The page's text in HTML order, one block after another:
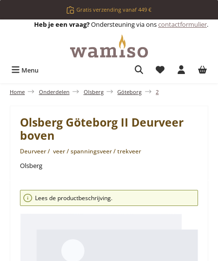
Ga naar de hoofdinhoudGratis verzending vanaf 449 €
Heb je een vraag?Ondersteuning via onscontactformulier.
Menu Je hebt 0 items
Home Onderdelen Olsberg Göteborg 2
Olsberg Göteborg II Deurveer
boven
Deurveer / veer / spanningsveer / trekveer
Olsberg
Afbeeldingengalerij overslaan
Lees de productbeschrijving.